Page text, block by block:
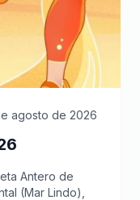
agosto de 2026
Antero de
(Mar Lindo),